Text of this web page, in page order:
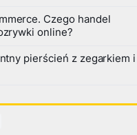
Czego handel
online?
pierścień z zegarkiem i